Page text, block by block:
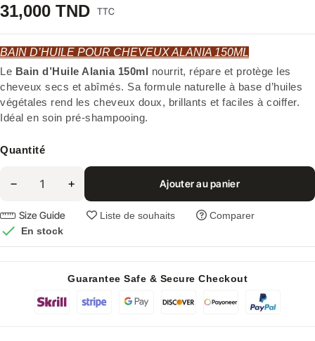
31,000 TND TTC
BAIN D’HUILE POUR CHEVEUX ALANIA 150ML
Le Bain d’Huile Alania 150ml nourrit, répare et protège les
cheveux secs et abîmés. Sa formule naturelle à base d’huiles
végétales rend les cheveux doux, brillants et faciles à coiffer.
Idéal en soin pré-shampooing.
Quantité
Ajouter au panier
Size Guide Liste de souhaits Comparer
 En stock
Guarantee Safe & Secure Checkout